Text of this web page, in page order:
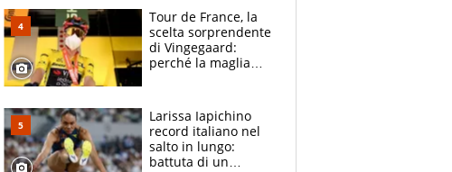
compagni
Tour de France, la
scelta sorprendente
di Vingegaard:
perché la maglia
rischio da evitare
Larissa Iapichino
record italiano nel
salto in lungo:
battuta di un